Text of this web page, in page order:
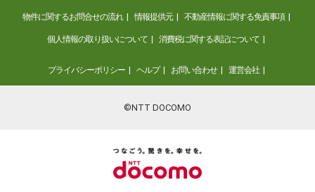
物件に関するお問合せの流れ 情報提供元 不動産情報に関する免責事項
個人情報の取り扱いについて 消費税に関する表記について
プライバシーポリシー ヘルプ お問い合わせ 運営会社
©NTT DOCOMO